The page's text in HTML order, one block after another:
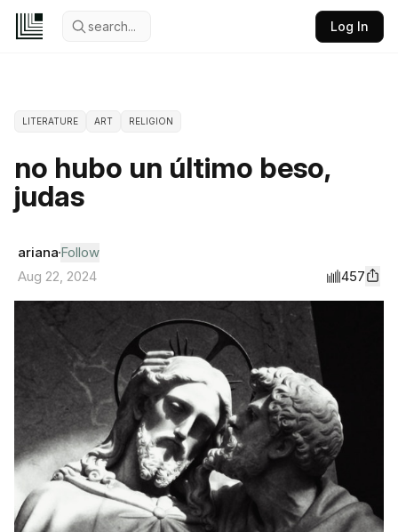
search... Log In
LITERATURE ART RELIGION
no hubo un último beso,
judas
ariana Follow
Aug 22, 2024
457